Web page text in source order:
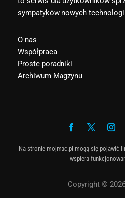
sympatyków nowych
O nas
Współpraca
Proste poradniki
Archiwum Magzynu
Na stronie mojmac.pl mogą się pojawić
wspiera
Copyright ©